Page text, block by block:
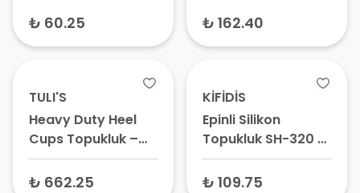
₺ 60.25 ₺ 162.40
TULI'S
Heavy Duty Heel
Cups Topukluk –
Topuk Dikeni İçin
Topukluk, Epin
₺ 662.25
KİFİDİS
Epinli Silikon
Topukluk SH-320 –
Topuk Dikeni
Tabanlığı, Topuk
₺ 109.75